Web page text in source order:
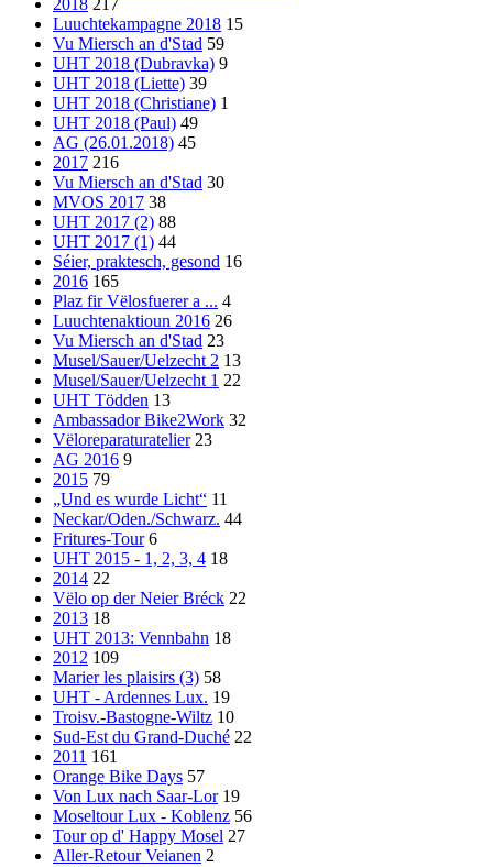
2018 217
Luuchtekampagne 2018 15
Vu Miersch an d'Stad 59
UHT 2018 (Dubravka) 9
UHT 2018 (Liette) 39
UHT 2018 (Christiane) 1
UHT 2018 (Paul) 49
AG (26.01.2018) 45
2017 216
Vu Miersch an d'Stad 30
MVOS 2017 38
UHT 2017 (2) 88
UHT 2017 (1) 44
Séier, praktesch, gesond 16
2016 165
Plaz fir Vëlosfuerer a ... 4
Luuchtenaktioun 2016 26
Vu Miersch an d'Stad 23
Musel/Sauer/Uelzecht 2 13
Musel/Sauer/Uelzecht 1 22
UHT Tödden 13
Ambassador Bike2Work 32
Vëloreparaturatelier 23
AG 2016 9
2015 79
„Und es wurde Licht“ 11
Neckar/Oden./Schwarz. 44
Fritures-Tour 6
UHT 2015 - 1, 2, 3, 4 18
2014 22
Vëlo op der Neier Bréck 22
2013 18
UHT 2013: Vennbahn 18
2012 109
Marier les plaisirs (3) 58
UHT - Ardennes Lux. 19
Troisv.-Bastogne-Wiltz 10
Sud-Est du Grand-Duché 22
2011 161
Orange Bike Days 57
Von Lux nach Saar-Lor 19
Moseltour Lux - Koblenz 56
Tour op d' Happy Mosel 27
Aller-Retour Veianen 2